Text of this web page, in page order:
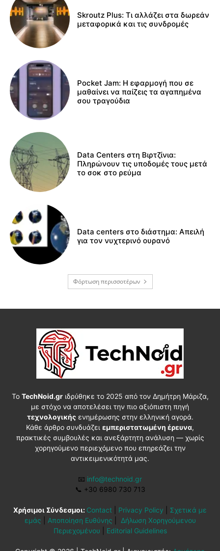
Skroutz Plus: Τι αλλάζει στα δωρεάν
μεταφορικά και τις συνδρομές
Pocket Jam: Η εφαρμογή που σε
μαθαίνει να παίζεις τα αγαπημένα
σου τραγούδια
Data Centers στη Βιρτζίνια:
Πληρώνουν τις υποδομές τους μετά
το σοκ στο ρεύμα
Data centers στο διάστημα: Απειλή
για τον νυχτερινό ουρανό
Φόρτωση περισσοτέρων
Το TechNoid.grιδρύθηκε το 2025 από τον Δημήτρη Μάριζα,
με στόχο να αποτελέσει την πιο αξιόπιστη πηγή
τεχνολογικήςενημέρωσης στην ελληνική αγορά.
Κάθε άρθρο συνδυάζει εμπεριστατωμένη έρευνα,
πρακτικές συμβουλές και ανεξάρτητη ανάλυση — χωρίς
χορηγούμενο περιεχόμενο που επηρεάζει την
αντικειμενικότητά μας.
📧 info@technoid.gr
📞 +30 6980 730 713
Χρήσιμοι Σύνδεσμοι: Contact Privacy Policy
Σχετικά με
εμάς
Αποποίηση Ευθύνης
Δήλωση Χορηγούμενου
Περιεχομένου
Editorial Guidelines